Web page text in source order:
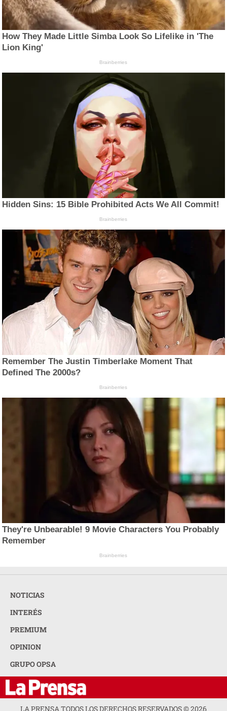
How They Made Little Simba Look So Lifelike in 'The
Lion King'
Brainberries
Hidden Sins: 15 Bible Prohibited Acts We All Commit!
Brainberries
Remember The Justin Timberlake Moment That
Defined The 2000s?
Brainberries
They're Unbearable! 9 Movie Characters You Probably
Remember
Brainberries
NOTICIAS
INTERÉS
PREMIUM
OPINION
GRUPO OPSA
LA PRENSA TODOS LOS DERECHOS RESERVADOS ©2026